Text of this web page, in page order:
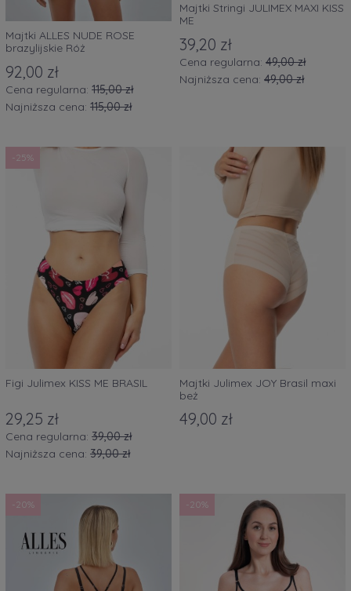
Majtki ALLES NUDE ROSE
brazylijskie Róż
92,00 zł
Cena regularna: 115,00 zł
Najniższa cena: 115,00 zł
Majtki Stringi JULIMEX MAXI KISS
ME
39,20 zł
Cena regularna: 49,00 zł
Najniższa cena: 49,00 zł
Figi Julimex KISS ME BRASIL
29,25 zł
Cena regularna: 39,00 zł
Najniższa cena: 39,00 zł
-25%
Majtki Julimex JOY Brasil maxi
beż
49,00 zł
-20% -20%